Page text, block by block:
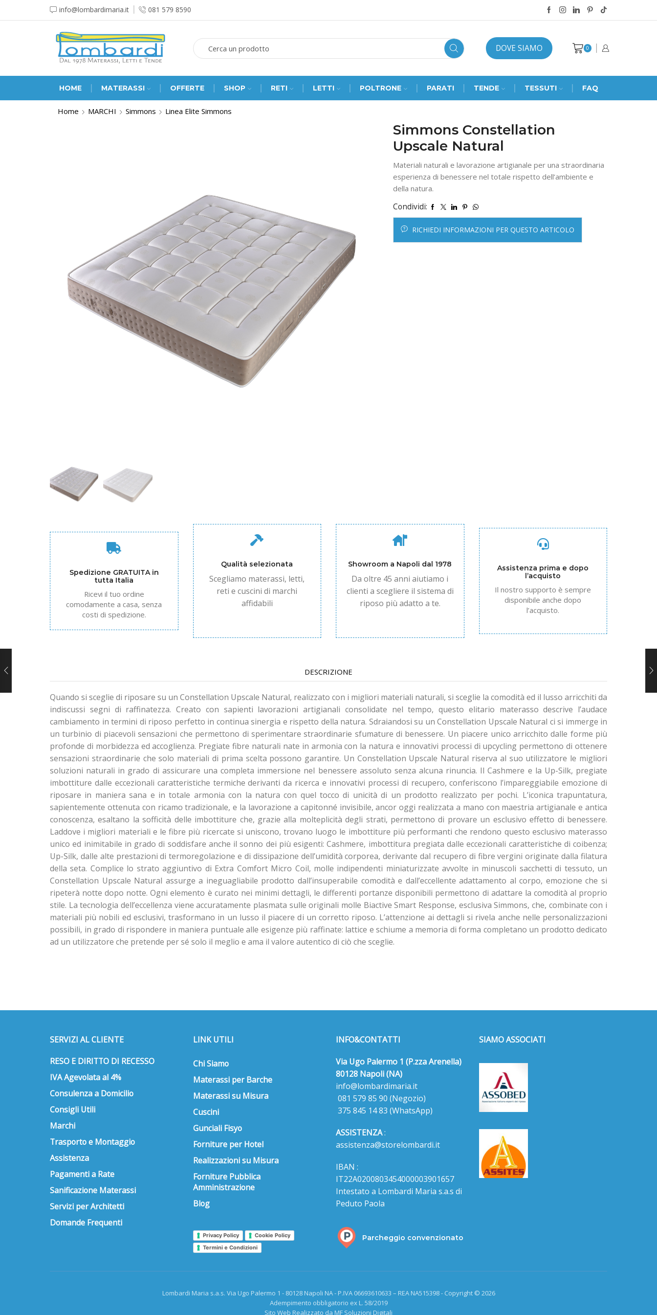
info@lombardimaria.it 081 579 8590
DOVE SIAMO 0
HOME MATERASSI OFFERTE SHOP RETI LETTI POLTRONE PARATI TENDE TESSUTI FAQ
Home MARCHI Simmons Linea Elite Simmons
Simmons Constellation
Upscale Natural
Materiali naturali e lavorazione artigianale per una straordinaria
esperienza di benessere nel totale rispetto dell’ambiente e
della natura.
Condividi:
RICHIEDI INFORMAZIONI PER QUESTO ARTICOLO
Spedizione GRATUITA in
tutta Italia
Ricevi il tuo ordine
comodamente a casa, senza
costi di spedizione.
Qualità selezionata
Scegliamo materassi, letti,
reti e cuscini di marchi
affidabili
Showroom a Napoli dal 1978
Da oltre 45 anni aiutiamo i
clienti a scegliere il sistema di
riposo più adatto a te.
Assistenza prima e dopo
l’acquisto
Il nostro supporto è sempre
disponibile anche dopo
l’acquisto.
DESCRIZIONE
Quando si sceglie di riposare su un Constellation Upscale Natural, realizzato con i migliori materiali naturali, si sceglie la comodità ed il lusso arricchiti da
indiscussi segni di raffinatezza. Creato con sapienti lavorazioni artigianali consolidate nel tempo, questo elitario materasso descrive l’audace
cambiamento in termini di riposo perfetto in continua sinergia e rispetto della natura. Sdraiandosi su un Constellation Upscale Natural ci si immerge in
un turbinio di piacevoli sensazioni che permettono di sperimentare straordinarie sfumature di benessere. Un piacere unico arricchito dalle forme più
profonde di morbidezza ed accoglienza. Pregiate fibre naturali nate in armonia con la natura e innovativi processi di upcycling permettono di ottenere
sensazioni straordinarie che solo materiali di prima scelta possono garantire. Un Constellation Upscale Natural riserva al suo utilizzatore le migliori
soluzioni naturali in grado di assicurare una completa immersione nel benessere assoluto senza alcuna rinuncia. Il Cashmere e la Up-Silk, pregiate
imbottiture dalle eccezionali caratteristiche termiche derivanti da ricerca e innovativi processi di recupero, conferiscono l’impareggiabile emozione di
riposare in maniera sana e in totale armonia con la natura con quel tocco di unicità di un prodotto realizzato per pochi. L’iconica trapuntatura,
sapientemente ottenuta con ricamo tradizionale, e la lavorazione a capitonné invisibile, ancor oggi realizzata a mano con maestria artigianale e antica
conoscenza, esaltano la sofficità delle imbottiture che, grazie alla molteplicità degli strati, permettono di provare un esclusivo effetto di benessere.
Laddove i migliori materiali e le fibre più ricercate si uniscono, trovano luogo le imbottiture più performanti che rendono questo esclusivo materasso
unico ed inimitabile in grado di soddisfare anche il sonno dei più esigenti: Cashmere, imbottitura pregiata dalle eccezionali caratteristiche di coibenza;
Up-Silk, dalle alte prestazioni di termoregolazione e di dissipazione dell’umidità corporea, derivante dal recupero di fibre vergini originate dalla filatura
della seta. Complice lo strato aggiuntivo di Extra Comfort Micro Coil, molle indipendenti miniaturizzate avvolte in minuscoli sacchetti di tessuto, un
Constellation Upscale Natural assurge a ineguagliabile prodotto dall’insuperabile comodità e dall’eccellente adattamento al corpo, emozione che si
ripeterà notte dopo notte. Ogni elemento è curato nei minimi dettagli, le differenti portanze disponibili permettono di adattare la comodità al proprio
stile. La tecnologia dell’eccellenza viene accuratamente plasmata sulle originali molle Biactive Smart Response, esclusiva Simmons, che, combinate con i
materiali più nobili ed esclusivi, trasformano in un lusso il piacere di un corretto riposo. L’attenzione ai dettagli si rivela anche nelle personalizzazioni
possibili, in grado di rispondere in maniera puntuale alle esigenze più raffinate: lattice e schiume a memoria di forma completano un prodotto dedicato
ad un utilizzatore che pretende per sé solo il meglio e ama il valore autentico di ciò che sceglie.
SERVIZI AL CLIENTE
RESO E DIRITTO DI RECESSO
IVA Agevolata al 4%
Consulenza a Domicilio
Consigli Utili
Marchi
Trasporto e Montaggio
Assistenza
Pagamenti a Rate
Sanificazione Materassi
Servizi per Architetti
Domande Frequenti
LINK UTILI
Chi Siamo
Materassi per Barche
Materassi su Misura
Cuscini
Gunciali Fisyo
Forniture per Hotel
Realizzazioni su Misura
Forniture Pubblica
Amministrazione
Blog
Privacy Policy
Cookie Policy
Termini e Condizioni
INFO&CONTATTI
Via Ugo Palermo 1 (P.zza Arenella)
80128 Napoli (NA)
info@lombardimaria.it
081 579 85 90 (Negozio)
375 845 14 83 (WhatsApp)
ASSISTENZA:
assistenza@storelombardi.it
IBAN :
IT22A0200803454000003901657
Intestato a Lombardi Maria s.a.s di
Peduto Paola
Parcheggio convenzionato
SIAMO ASSOCIATI
Lombardi Maria s.a.s. Via Ugo Palermo 1 - 80128 Napoli NA - P.IVA 06693610633 – REA NA515398 - Copyright © 2026
Adempimento obbligatorio ex L. 58/2019
Sito Web Realizzato da MF Soluzioni Digitali